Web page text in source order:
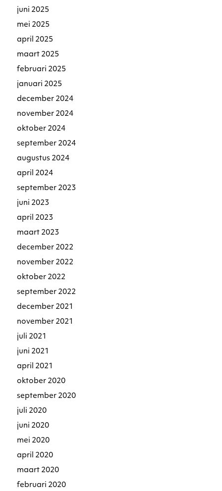
juni 2025
mei 2025
april 2025
maart 2025
februari 2025
januari 2025
december 2024
november 2024
oktober 2024
september 2024
augustus 2024
april 2024
september 2023
juni 2023
april 2023
maart 2023
december 2022
november 2022
oktober 2022
september 2022
december 2021
november 2021
juli 2021
juni 2021
april 2021
oktober 2020
september 2020
juli 2020
juni 2020
mei 2020
april 2020
maart 2020
februari 2020